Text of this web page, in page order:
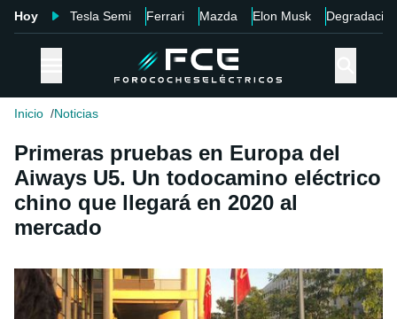
Hoy Tesla Semi Ferrari Mazda Elon Musk Degradación
Inicio Noticias
Primeras pruebas en Europa del
Aiways U5. Un todocamino eléctrico
chino que llegará en 2020 al
mercado